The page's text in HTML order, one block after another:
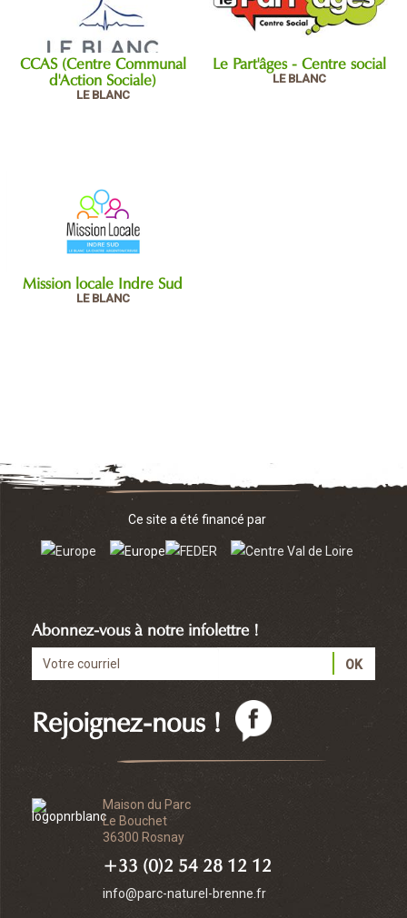
CCAS (Centre Communal
d'Action Sociale)
LE BLANC
Le Part'âges - Centre social
LE BLANC
Mission locale Indre Sud
LE BLANC
Maison du Parc
Le Bouchet
36300 Rosnay
+33 (0)2 54 28 12 12
info@parc-naturel-brenne.fr
Rejoignez-nous !
Abonnez-vous à notre infolettre !
Ce site a été financé par